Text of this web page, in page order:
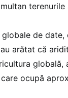
terenurile
de date,
arătat că
globală,
ocupă